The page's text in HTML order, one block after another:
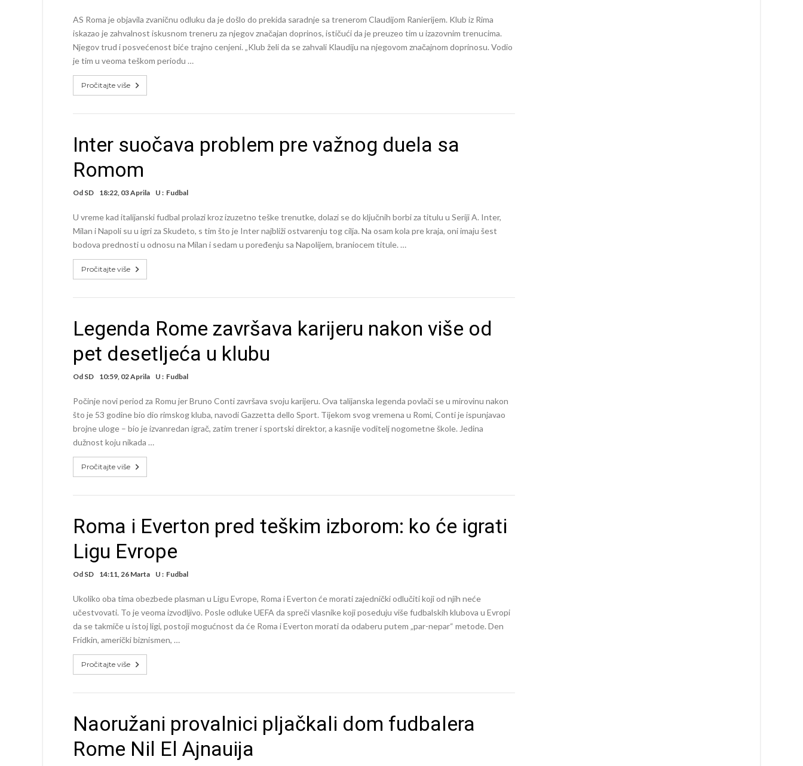
AS Roma je objavila zvaničnu odluku da je došlo do prekida saradnje sa trenerom Claudijom Ranierijem. Klub iz Rima
iskazao je zahvalnost iskusnom treneru za njegov značajan doprinos, ističući da je preuzeo tim u izazovnim trenucima.
Njegov trud i posvećenost biće trajno cenjeni. „Klub želi da se zahvali Klaudiju na njegovom značajnom doprinosu. Vodio
je tim u veoma teškom periodu …
Pročitajte više
Inter suočava problem pre važnog duela sa
Romom
Od SD 18:22, 03 Aprila U : Fudbal
U vreme kad italijanski fudbal prolazi kroz izuzetno teške trenutke, dolazi se do ključnih borbi za titulu u Seriji A. Inter,
Milan i Napoli su u igri za Skudeto, s tim što je Inter najbliži ostvarenju tog cilja. Na osam kola pre kraja, oni imaju šest
bodova prednosti u odnosu na Milan i sedam u poređenju sa Napolijem, braniocem titule. …
Pročitajte više
Legenda Rome završava karijeru nakon više od
pet desetljeća u klubu
Od SD 10:59, 02 Aprila U : Fudbal
Počinje novi period za Romu jer Bruno Conti završava svoju karijeru. Ova talijanska legenda povlači se u mirovinu nakon
što je 53 godine bio dio rimskog kluba, navodi Gazzetta dello Sport. Tijekom svog vremena u Romi, Conti je ispunjavao
brojne uloge – bio je izvanredan igrač, zatim trener i sportski direktor, a kasnije voditelj nogometne škole. Jedina
dužnost koju nikada …
Pročitajte više
Roma i Everton pred teškim izborom: ko će igrati
Ligu Evrope
Od SD 14:11, 26 Marta U : Fudbal
Ukoliko oba tima obezbede plasman u Ligu Evrope, Roma i Everton će morati zajednički odlučiti koji od njih neće
učestvovati. To je veoma izvodljivo. Posle odluke UEFA da spreči vlasnike koji poseduju više fudbalskih klubova u Evropi
da se takmiče u istoj ligi, postoji mogućnost da će Roma i Everton morati da odaberu putem „par-nepar“ metode. Den
Fridkin, američki biznismen, …
Pročitajte više
Naoružani provalnici pljačkali dom fudbalera
Rome Nil El Ajnauija